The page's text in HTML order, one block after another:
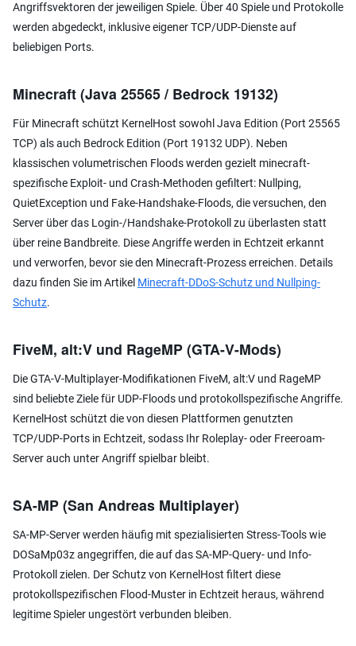
Angriffsvektoren der jeweiligen Spiele. Über 40 Spiele und Protokolle
werden abgedeckt, inklusive eigener TCP/UDP-Dienste auf
beliebigen Ports.
Minecraft (Java 25565 / Bedrock 19132)
Für Minecraft schützt KernelHost sowohl Java Edition (Port 25565
TCP) als auch Bedrock Edition (Port 19132 UDP). Neben
klassischen volumetrischen Floods werden gezielt minecraft-
spezifische Exploit- und Crash-Methoden gefiltert: Nullping,
QuietException und Fake-Handshake-Floods, die versuchen, den
Server über das Login-/Handshake-Protokoll zu überlasten statt
über reine Bandbreite. Diese Angriffe werden in Echtzeit erkannt
und verworfen, bevor sie den Minecraft-Prozess erreichen. Details
dazu finden Sie im Artikel Minecraft-DDoS-Schutz und Nullping-
Schutz.
FiveM, alt:V und RageMP (GTA-V-Mods)
Die GTA-V-Multiplayer-Modifikationen FiveM, alt:V und RageMP
sind beliebte Ziele für UDP-Floods und protokollspezifische Angriffe.
KernelHost schützt die von diesen Plattformen genutzten
TCP/UDP-Ports in Echtzeit, sodass Ihr Roleplay- oder Freeroam-
Server auch unter Angriff spielbar bleibt.
SA-MP (San Andreas Multiplayer)
SA-MP-Server werden häufig mit spezialisierten Stress-Tools wie
DOSaMp03z angegriffen, die auf das SA-MP-Query- und Info-
Protokoll zielen. Der Schutz von KernelHost filtert diese
protokollspezifischen Flood-Muster in Echtzeit heraus, während
legitime Spieler ungestört verbunden bleiben.